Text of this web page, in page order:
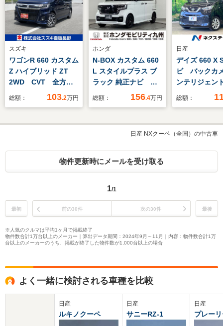
スズキ
ワゴンR 660 カスタム
Z ハイブリッド ZT
2WD CVT 全方位
カメラナビ
総額： 103.2万円
ホンダ
N-BOX カスタム 660
L スタイルプラス ブ
ラック 純正ナビ 両
側電動スライドドア
総額： 156.4万円
日産
デイズ 660 X
ビ バックカ
ンテリジェン
ジェンシー
スマートキ
オートハイ
総額：
日産 NXクーペ（全国）の中古車
物件更新時にメールを受け取る
1/1
最初 前の30件 次の30件 最後
※人気のクルマは平均1ヶ月で掲載終了
物件数合計1万台以上のメーカー｜算出データ期間：2024年9月～11月｜内容：物件数合計1万
台以上のメーカーのうち、掲載が終了した物件数が1,000台以上の場合
よく一緒に検討される車種を比較
日産
ルキノクーペ
日産
サニーRZ-1
日産
プレー